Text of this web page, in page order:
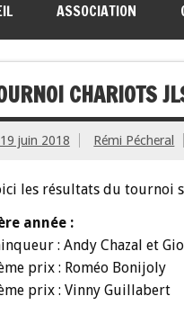
ASSOCIATION
CHARIOTS
19 juin 2018 Rémi Pécheral
les résultats du tournoi
année :
: Andy Chazal et
prix : Roméo Bonijoly
prix : Vinny Guillabert